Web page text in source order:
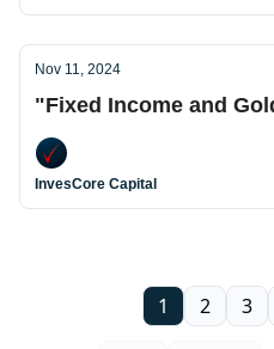
Nov 11, 2024
"Fixed Income and
InvesCore Capital
1 2 3